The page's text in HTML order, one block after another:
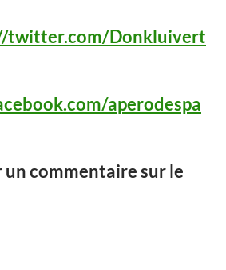
twitter.com/Donkluivert
aperodespa
un commentaire sur le